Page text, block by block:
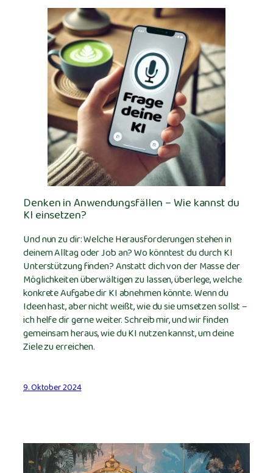
Denken in Anwendungsfällen – Wie kannst du
KI einsetzen?
Und nun zu dir: Welche Herausforderungen stehen in
deinem Alltag oder Job an? Wo könntest du durch KI
Unterstützung finden? Anstatt dich von der Masse der
Möglichkeiten überwältigen zu lassen, überlege, welche
konkrete Aufgabe dir KI abnehmen könnte. Wenn du
Ideen hast, aber nicht weißt, wie du sie umsetzen sollst –
ich helfe dir gerne weiter. Schreib mir, und wir finden
gemeinsam heraus, wie du KI nutzen kannst, um deine
Ziele zu erreichen.
9. Oktober 2024